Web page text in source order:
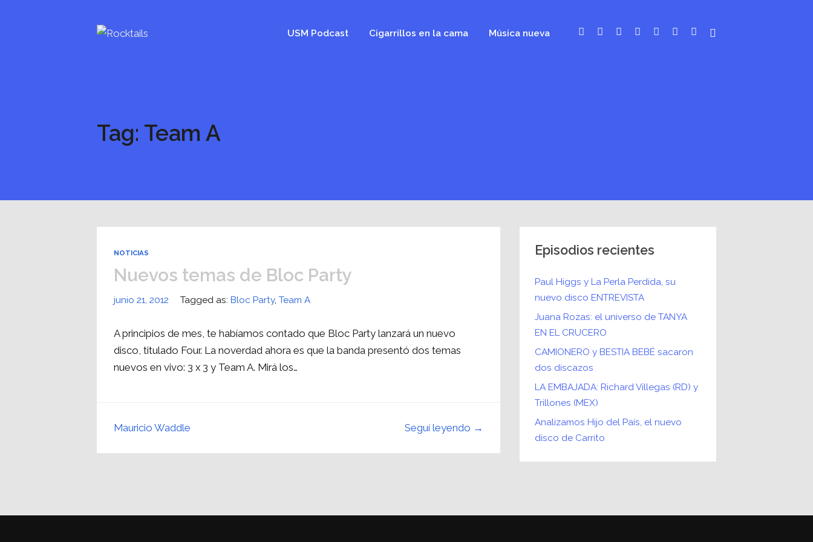
USM Podcast Cigarrillos en la cama Música nueva
Tag: Team A
NOTICIAS
Nuevos temas de Bloc Party
junio 21, 2012 Tagged as:Bloc Party,Team A
A principios de mes, te habíamos contado que Bloc Party lanzará un nuevo
disco, titulado Four. La noverdad ahora es que la banda presentó dos temas
nuevos en vivo: 3 x 3 y Team A. Mirá los…
Seguí leyendo →
Mauricio Waddle
Episodios recientes
Paul Higgs y La Perla Perdida, su
nuevo disco ENTREVISTA
Juana Rozas: el universo de TANYA
EN EL CRUCERO
CAMIONERO y BESTIA BEBÉ sacaron
dos discazos
LA EMBAJADA: Richard Villegas (RD) y
Trillones (MEX)
Analizamos Hijo del País, el nuevo
disco de Carrito